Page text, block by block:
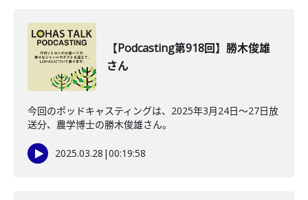
【Podcasting第918回】勝木俊雄
さん
今回のポッドキャスティングは、2025年3月24日～27日放
送分、農学博士の勝木俊雄さん。
2025.03.28 |00:19:58